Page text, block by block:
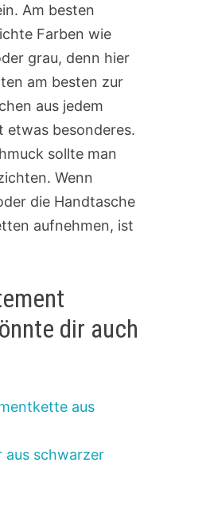
Am besten
Farben wie
grau, denn hier
am besten zur
aus jedem
etwas besonderes.
sollte man
Wenn
die Handtasche
aufnehmen, ist
dir auch
aus
aus schwarzer